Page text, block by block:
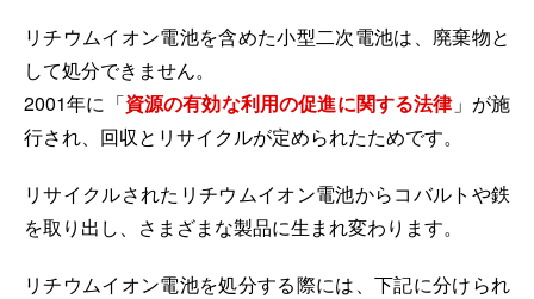
リチウムイオン電池を含めた小型二次電池は、廃棄物と
して処分できません。
2001年に「資源の有効な利用の促進に関する法律」が施
行され、回収とリサイクルが定められたためです。
リサイクルされたリチウムイオン電池からコバルトや鉄
を取り出し、さまざまな製品に生まれ変わります。
リチウムイオン電池を処分する際には、下記に分けられ